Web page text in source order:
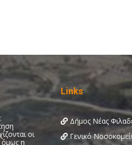
Links
Δήμος Νέας
Γενικό